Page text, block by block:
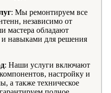
: Мы ремонтируем все
независимо от
мастера обладают
навыками для решения
: Наши услуги включают
настройку и
а также техническое